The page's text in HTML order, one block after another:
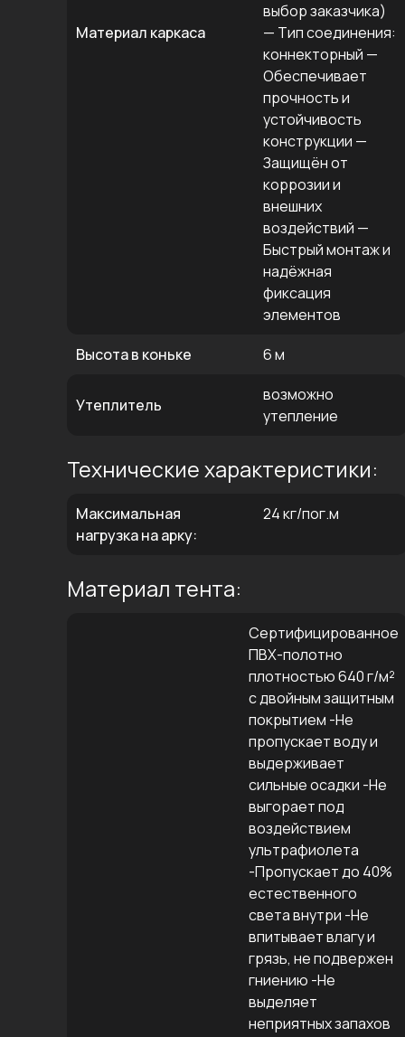
Материал каркаса
выбор заказчика)
— Тип соединения:
коннекторный —
Обеспечивает
прочность и
устойчивость
конструкции —
Защищён от
коррозии и
внешних
воздействий —
Быстрый монтаж и
надёжная
фиксация
элементов
Высота в коньке
6 м
Утеплитель
возможно
утепление
Технические характеристики:
Максимальная
нагрузка на арку:
24 кг/пог.м
Материал тента:
Сертифицированное
ПВХ-полотно
плотностью 640 г/м²
с двойным защитным
покрытием -Не
пропускает воду и
выдерживает
сильные осадки -Не
выгорает под
воздействием
ультрафиолета
-Пропускает до 40%
естественного
света внутри -Не
впитывает влагу и
грязь, не подвержен
гниению -Не
выделяет
неприятных запахов